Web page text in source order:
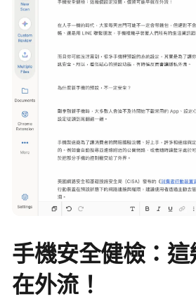
手機安全健檢：
在外流！